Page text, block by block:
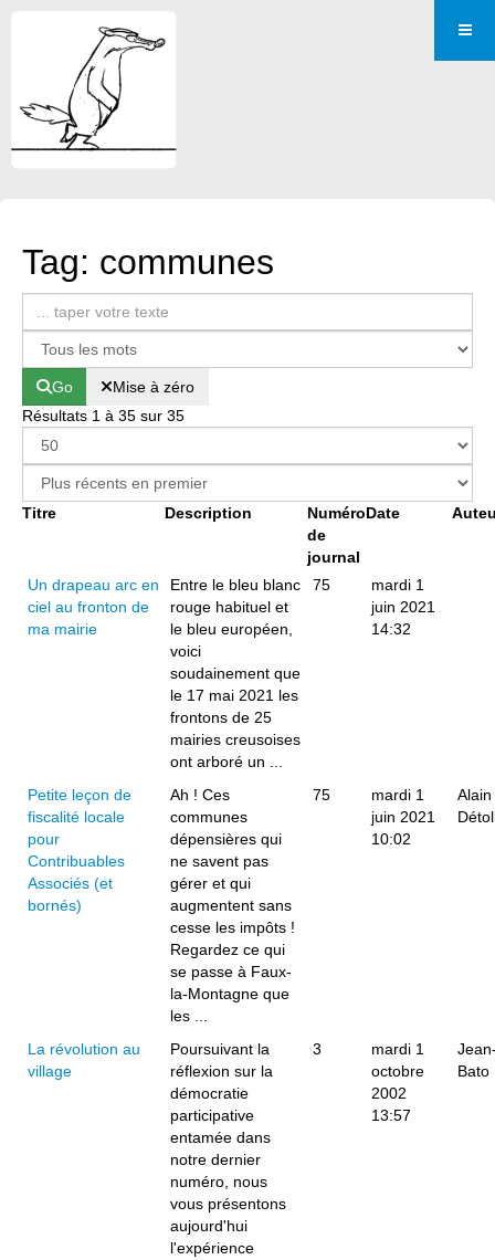
Tag: communes
Go
Mise à zéro
Résultats 1 à 35 sur 35
Titre Description
Numéro
de
journal
Date
Un drapeau arc en
ciel au fronton de
ma mairie
Entre le bleu blanc
rouge habituel et
le bleu européen,
voici
soudainement que
le 17 mai 2021 les
frontons de 25
mairies creusoises
ont arboré un ...
75
mardi 1
juin 2021
14:32
Petite leçon de
fiscalité locale
pour
Contribuables
Associés (et
bornés)
Ah ! Ces
communes
dépensières qui
ne savent pas
gérer et qui
augmentent sans
cesse les impôts !
Regardez ce qui
se passe à Faux-
la-Montagne que
les ...
75
mardi 1
juin 2021
10:02
Alain
La révolution au
village
Poursuivant la
réflexion sur la
démocratie
participative
entamée dans
notre dernier
numéro, nous
vous présentons
aujourd'hui
l'expérience
3
mardi 1
octobre
2002
13:57
Bato